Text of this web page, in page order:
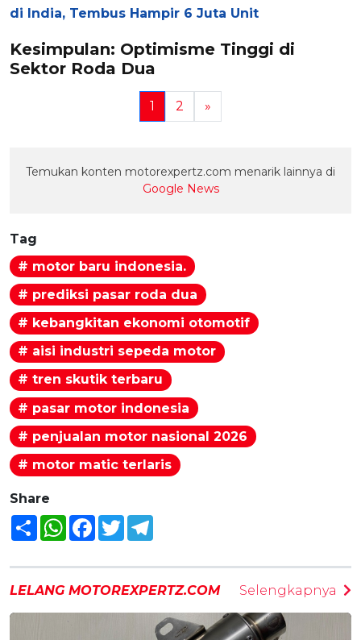
di India, Tembus Hampir 6 Juta Unit
Kesimpulan: Optimisme Tinggi di
Sektor Roda Dua
1 2 »
Temukan konten motorexpertz.com menarik lainnya di
Google News
Tag
# motor baru indonesia.
# prediksi pasar roda dua
# kebangkitan ekonomi otomotif
# aisi industri sepeda motor
# tren skutik terbaru
# pasar motor indonesia
# penjualan motor nasional 2026
# motor matic terlaris
Share
Share WhatsAppFacebook
Twitter
LELANG MOTOREXPERTZ.COM Selengkapnya